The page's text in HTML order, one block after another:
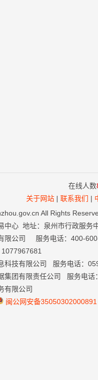
在线人数
关于网站 | 联系我们 |
All Rights
中心 地址：泉州市行政服
限公司 服务电话：400-
科技有限公司 服务电话：
集团有限责任公司 服务电话
有限公司
闽公网安备35050302000891